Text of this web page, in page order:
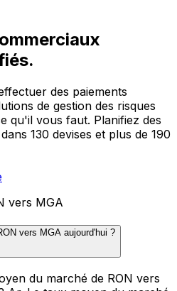
des paiements
de gestion des risques
qu'il vous faut. Planifiez des
130 devises et plus de 190
vers MGA
vers MGA aujourd'hui ?
du marché de RON vers